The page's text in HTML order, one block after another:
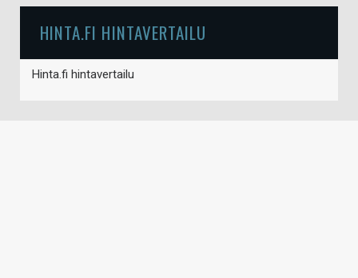
HINTA.FI HINTAVERTAILU
Hinta.fi hintavertailu